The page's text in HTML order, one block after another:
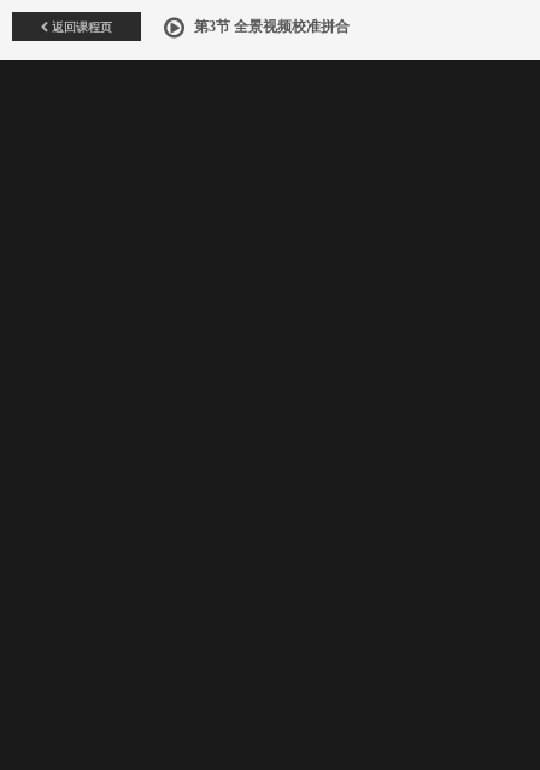
返回课程页 第3节 全景视频校准拼合